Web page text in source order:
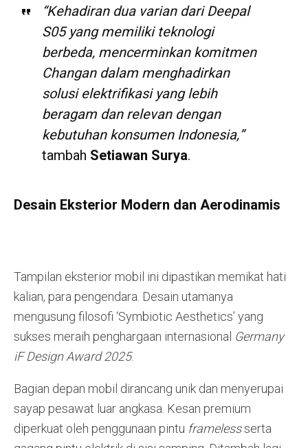
“Kehadiran dua varian dari Deepal
S05 yang memiliki teknologi
berbeda, mencerminkan komitmen
Changan dalam menghadirkan
solusi elektrifikasi yang lebih
beragam dan relevan dengan
kebutuhan konsumen Indonesia,”
tambah Setiawan Surya.
Desain Eksterior Modern dan Aerodinamis
Tampilan eksterior mobil ini dipastikan memikat hati
kalian, para pengendara. Desain utamanya
mengusung filosofi ‘Symbiotic Aesthetics’ yang
sukses meraih penghargaan internasional Germany
iF Design Award 2025.
Bagian depan mobil dirancang unik dan menyerupai
sayap pesawat luar angkasa. Kesan premium
diperkuat oleh penggunaan pintu framelessserta